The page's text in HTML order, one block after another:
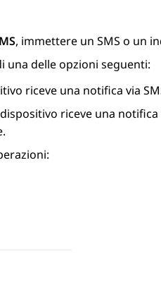
, immettere un SMS o un
una delle opzioni seguenti:
riceve una notifica via
riceve una